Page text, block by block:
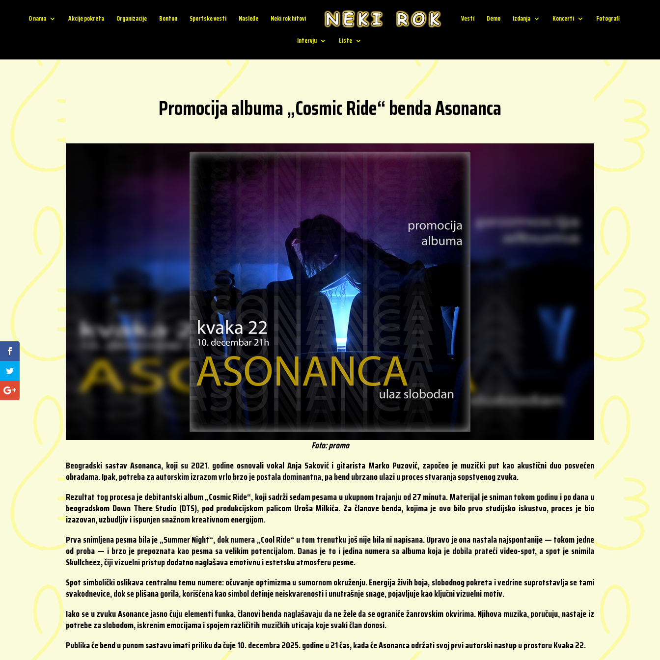
O nama Akcije pokreta Organizacije Bonton Sportske vesti Nasleđe Neki rok hitovi Vesti Demo Izdanja Koncerti Fotografi
Intervju Liste
Promocija albuma „Cosmic Ride“ benda Asonanca
Foto: promo
Beogradski sastav Asonanca, koji su 2021. godine osnovali vokal Anja Saković i gitarista Marko Puzović, započeo je muzički put kao akustični duo posvećen
obradama. Ipak, potreba za autorskim izrazom vrlo brzo je postala dominantna, pa bend ubrzano ulazi u proces stvaranja sopstvenog zvuka.
Rezultat tog procesa je debitantski album „Cosmic Ride“, koji sadrži sedam pesama u ukupnom trajanju od 27 minuta. Materijal je sniman tokom godinu i po dana u
beogradskom Down There Studio (DTS), pod produkcijskom palicom Uroša Milkića. Za članove benda, kojima je ovo bilo prvo studijsko iskustvo, proces je bio
izazovan, uzbudljiv i ispunjen snažnom kreativnom energijom.
Prva snimljena pesma bila je „Summer Night“, dok numera „Cool Ride“ u tom trenutku još nije bila ni napisana. Upravo je ona nastala najspontanije — tokom jedne
od proba — i brzo je prepoznata kao pesma sa velikim potencijalom. Danas je to i jedina numera sa albuma koja je dobila prateći video-spot, a spot je snimila
Skullcheez, čiji vizuelni pristup dodatno naglašava emotivnu i estetsku atmosferu pesme.
Spot simbolički oslikava centralnu temu numere: očuvanje optimizma u sumornom okruženju. Energija živih boja, slobodnog pokreta i vedrine suprotstavlja se tami
svakodnevice, dok se plišana gorila, korišćena kao simbol detinje neiskvarenosti i unutrašnje snage, pojavljuje kao ključni vizuelni motiv.
Iako se u zvuku Asonance jasno čuju elementi funka, članovi benda naglašavaju da ne žele da se ograniče žanrovskim okvirima. Njihova muzika, poručuju, nastaje iz
potrebe za slobodom, iskrenim emocijama i spojem različitih muzičkih uticaja koje svaki član donosi.
Publika će bend u punom sastavu imati priliku da čuje 10. decembra 2025. godine u 21 čas, kada će Asonanca održati svoj prvi autorski nastup u prostoru Kvaka 22.